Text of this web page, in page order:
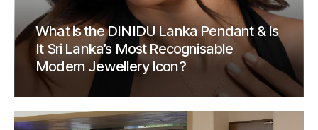
What is the DINIDU Lanka Pendant & Is
It Sri Lanka’s Most Recognisable
Modern Jewellery Icon?